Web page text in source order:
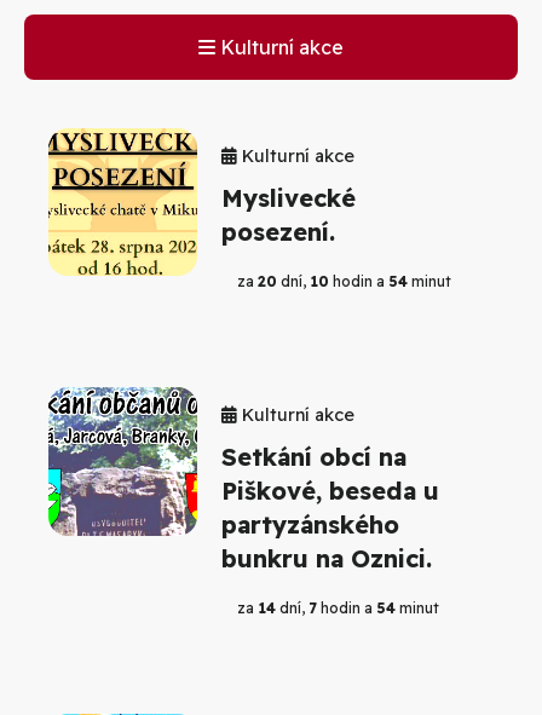
Kulturní akce
Kulturní akce
Myslivecké
posezení.
za 20 dní, 10 hodin a 54minut
Kulturní akce
Setkání obcí na
Piškové, beseda u
partyzánského
bunkru na Oznici.
za 14dní, 7hodin a 54minut